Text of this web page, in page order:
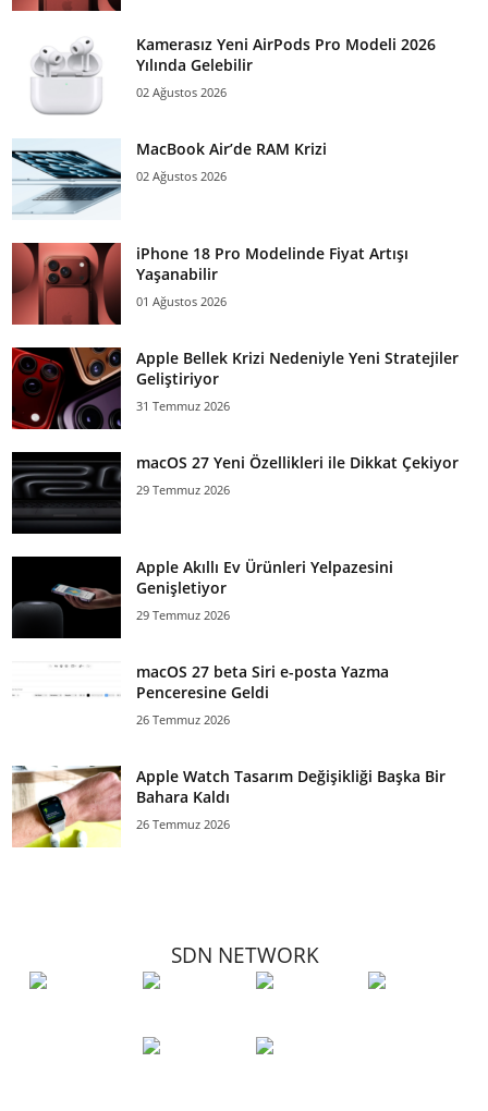
Kamerasız Yeni AirPods Pro Modeli 2026
Yılında Gelebilir
02 Ağustos 2026
MacBook Air’de RAM Krizi
02 Ağustos 2026
iPhone 18 Pro Modelinde Fiyat Artışı
Yaşanabilir
01 Ağustos 2026
Apple Bellek Krizi Nedeniyle Yeni Stratejiler
Geliştiriyor
31 Temmuz 2026
macOS 27 Yeni Özellikleri ile Dikkat Çekiyor
29 Temmuz 2026
Apple Akıllı Ev Ürünleri Yelpazesini
Genişletiyor
29 Temmuz 2026
macOS 27 beta Siri e-posta Yazma
Penceresine Geldi
26 Temmuz 2026
Apple Watch Tasarım Değişikliği Başka Bir
Bahara Kaldı
26 Temmuz 2026
SDN NETWORK